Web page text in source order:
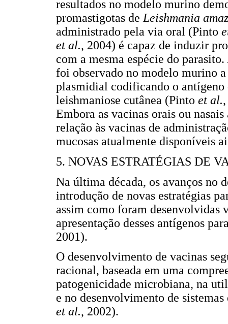
resultados no modelo murino
promastigotas deLeishmania
administrado pela via oral (Pinto
et al., 2004) é capaz de induzir
com a mesma espécie do
foi observado no modelo murino
plasmidial codificando o
leishmaniose cutânea (Pinto et al.
Embora as vacinas orais ou
relação às vacinas de
mucosas atualmente disponíveis
5. NOVAS ESTRATÉGIAS DE
Na última década, os avanços no
introdução de novas estratégias
assim como foram desenvolvidas
apresentação desses antígenos
2001).
O desenvolvimento de vacinas
racional, baseada em uma
patogenicidade microbiana, na
e no desenvolvimento de
et al., 2002).